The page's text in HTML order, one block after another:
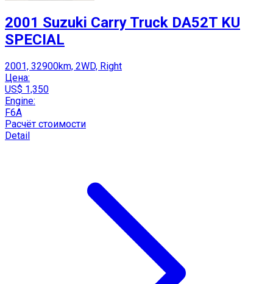
2001 Suzuki Carry Truck DA52T KU
SPECIAL
2001, 32900km, 2WD, Right
Цена:
US$ 1,350
Engine:
F6A
Расчёт стоимости
Detail